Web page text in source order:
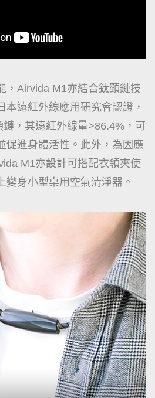
，Airvida M1亦結合鈦頸鏈技
本遠紅外線應用研究會認證，
，其遠紅外線量>86.4%，可
促進身體活性。此外，為因應
M1亦設計可搭配衣領夾使
變身小型桌用空氣清淨器。